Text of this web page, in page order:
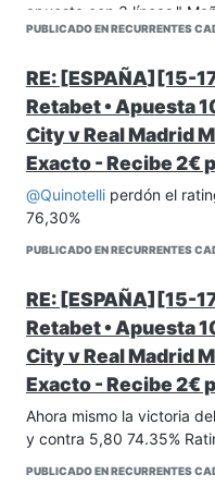
apuesta con 3 líneas."
saldremos de dudas que
PUBLICADO EN RECURRENTES
RE: [ESPAÑA][15-
Retabet • Apuesta
City v Real Madrid
Exacto - Recibe 2€
@Quinotelli perdón el
76,30%
PUBLICADO EN RECURRENTES
RE: [ESPAÑA][15-
Retabet • Apuesta
City v Real Madrid
Exacto - Recibe 2€
Ahora mismo la victoria
y contra 5,80 74.35%
PUBLICADO EN RECURRENTES